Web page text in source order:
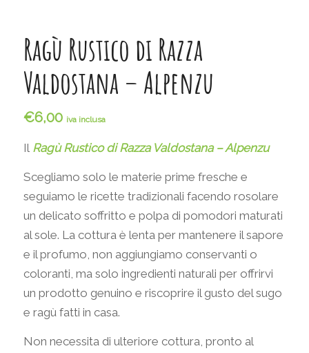
Ragù Rustico di Razza
Valdostana – Alpenzu
€6,00 iva inclusa
Il Ragù Rustico di Razza Valdostana – Alpenzu
Scegliamo solo le materie prime fresche e
seguiamo le ricette tradizionali facendo rosolare
un delicato soffritto e polpa di pomodori maturati
al sole. La cottura è lenta per mantenere il sapore
e il profumo, non aggiungiamo conservanti o
coloranti, ma solo ingredienti naturali per offrirvi
un prodotto genuino e riscoprire il gusto del sugo
e ragù fatti in casa.
Non necessita di ulteriore cottura, pronto al